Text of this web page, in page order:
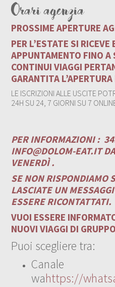
Orari agenzia
PROSSIME APERTURE
PER L’ESTATE SI
APPUNTAMENTO FINO A
CONTINUI VIAGGI
GARANTITA
LE ISCRIZIONI ALLE USCITE
24H SU 24, 7 GIORNI SU 7
PER INFORMAZIONI :
INFO@DOLOM-EAT.IT
VENERDÌ .
SE NON RISPONDIAMO
LASCIATE UN
ESSERE RICONTATTATI.
VUOI ESSERE
NUOVI VIAGGI DI
Puoi scegliere tra:
Canale
wahttps://